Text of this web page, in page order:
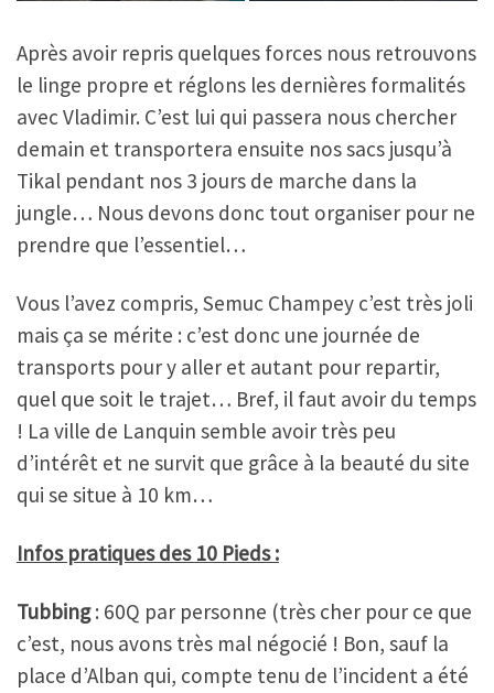
Après avoir repris quelques forces nous retrouvons
le linge propre et réglons les dernières formalités
avec Vladimir. C’est lui qui passera nous chercher
demain et transportera ensuite nos sacs jusqu’à
Tikal pendant nos 3 jours de marche dans la
jungle… Nous devons donc tout organiser pour ne
prendre que l’essentiel…
Vous l’avez compris, Semuc Champey c’est très joli
mais ça se mérite : c’est donc une journée de
transports pour y aller et autant pour repartir,
quel que soit le trajet… Bref, il faut avoir du temps
! La ville de Lanquin semble avoir très peu
d’intérêt et ne survit que grâce à la beauté du site
qui se situe à 10 km…
Infos pratiques des 10 Pieds :
Tubbing: 60Q par personne (très cher pour ce que
c’est, nous avons très mal négocié ! Bon, sauf la
place d’Alban qui, compte tenu de l’incident a été